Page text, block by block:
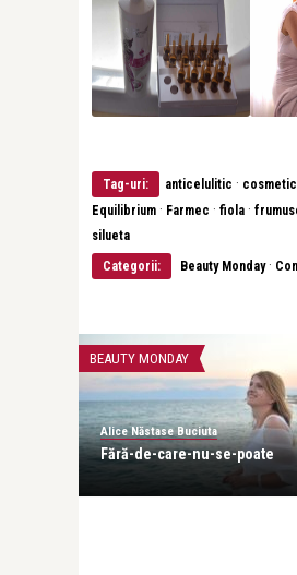
Tag-uri: anticelulitic ·
Equilibrium · Farmec · fiola ·
silueta
Categorii:
Beauty Monday·
BEAUTY MONDAY
Alice Năstase Buciuta
Fără-de-care-nu-se-poate